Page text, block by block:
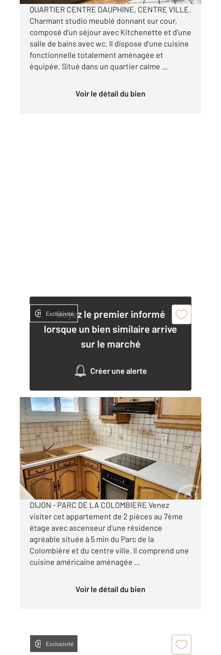
QUARTIER CENTRE DAUPHINE, CENTRE VILLE.
Charmant studio meublé donnant sur cour,
composé d'un séjour avec Kitchenette et d'une
salle de bains avec wc. Il dispose d'une cuisine
fonctionnelle totalement aménagée et
équipée. Situé dans un quartier calme ...
Voir le détail du bien
Soyez le premier informé
lorsque un bien similaire arrive
sur le marché
Créer une alerte
Exclusivité
DIJON 21
44 m2, 2 pièces
Ref : 48940
Appartement T2 à louer
650 €
par mois charges comprises
DIJON - PARC DE LA COLOMBIERE Venez
visiter cet appartement de 2 pièces au 7ème
étage avec ascenseur d'une résidence
agréable située à 5 min du Parc de la
Colombière et du centre ville. Il comprend une
cuisine américaine aménagée ...
Voir le détail du bien
Exclusivité